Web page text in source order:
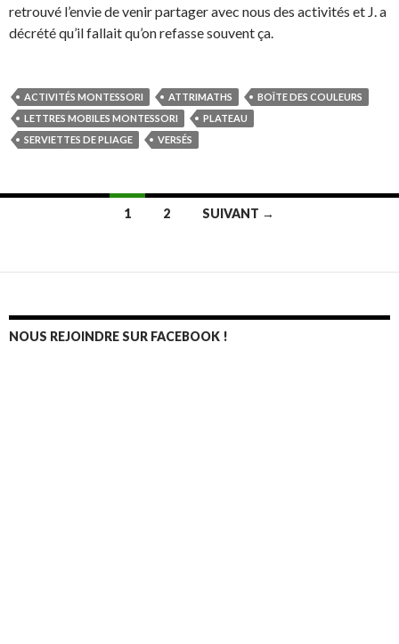
retrouvé l’envie de venir partager avec nous des activités et J. a
décrété qu’il fallait qu’on refasse souvent ça.
ACTIVITÉS MONTESSORI ATTRIMATHS
BOÎTE DES COULEURS
LETTRES MOBILES MONTESSORI
PLATEAU
SERVIETTES DE PLIAGE
VERSÉS
au
des
1 2 SUIVANT →
NOUS REJOINDRE SUR FACEBOOK !